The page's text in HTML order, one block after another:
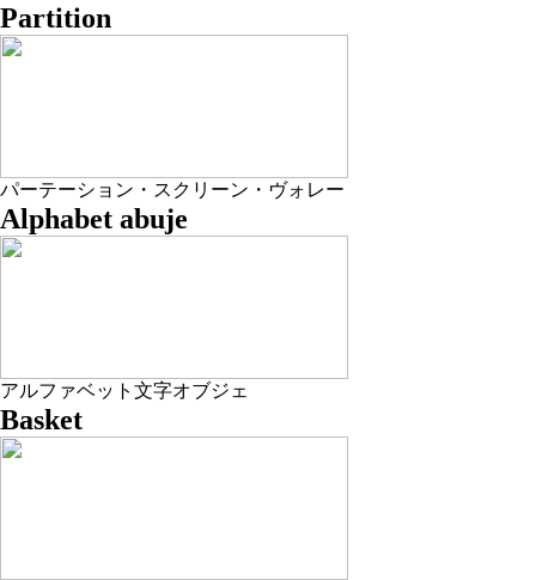
Partition
パーテーション・スクリーン・ヴォレー
Alphabet abuje
アルファベット文字オブジェ
Basket